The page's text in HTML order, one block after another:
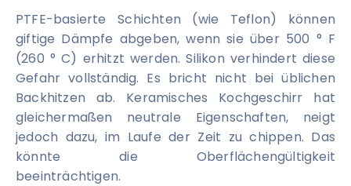
PTFE-basierte Schichten (wie Teflon) können
giftige Dämpfe abgeben, wenn sie über 500 ° F
(260 ° C) erhitzt werden. Silikon verhindert diese
Gefahr vollständig. Es bricht nicht bei üblichen
Backhitzen ab. Keramisches Kochgeschirr hat
gleichermaßen neutrale Eigenschaften, neigt
jedoch dazu, im Laufe der Zeit zu chippen. Das
könnte die Oberflächengültigkeit
beeinträchtigen.